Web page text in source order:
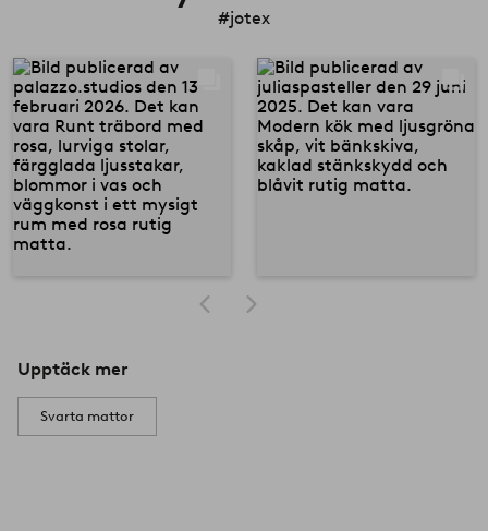
#jotex
Upptäck mer
Svarta mattor